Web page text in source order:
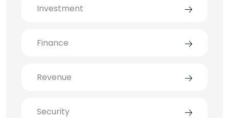
Investment
Finance
Revenue
Security